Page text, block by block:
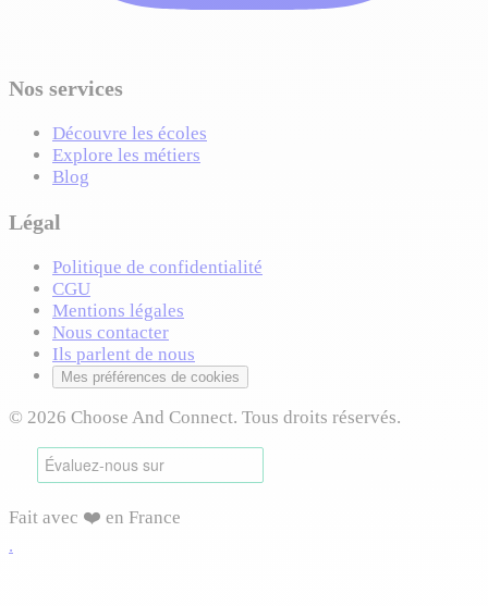
Nos services
Découvre les écoles
Explore les métiers
Blog
Légal
Politique de confidentialité
CGU
Mentions légales
Nous contacter
Ils parlent de nous
Mes préférences de cookies
© 2026 Choose And Connect. Tous droits réservés.
Fait avec ❤️ en France
.